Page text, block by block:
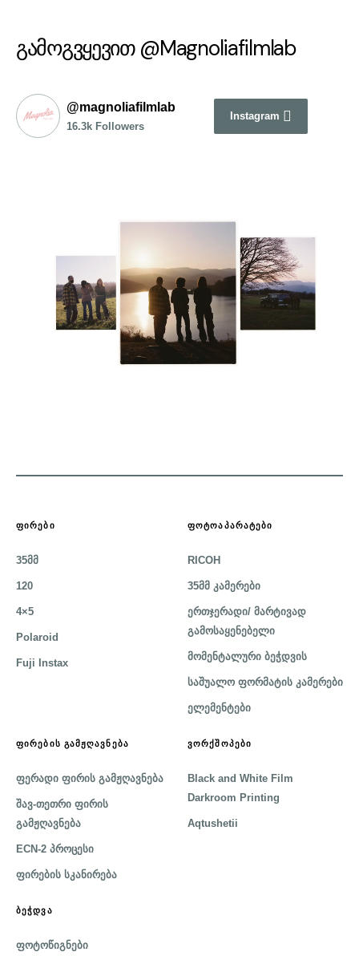
გამოგვყევით @Magnoliafilmlab
@magnoliafilmlab
16.3k Followers
Instagram
ᲤᲘᲠᲔᲑᲘ
35მმ
120
4×5
Polaroid
Fuji Instax
ᲤᲝᲢᲝᲐᲞᲐᲠᲐᲢᲔᲑᲘ
RICOH
35მმ კამერები
ერთჯერადი/ მარტივად
გამოსაყენებელი
მომენტალური ბეჭდვის
საშუალო ფორმატის კამერები
ელემენტები
ᲤᲘᲠᲔᲑᲘᲡ ᲒᲐᲛᲟᲦᲐᲕᲜᲔᲑᲐ
ფერადი ფირის გამჟღავნება
შავ-თეთრი ფირის
გამჟღავნება
ECN-2 პროცესი
ფირების სკანირება
ᲕᲝᲠᲥᲨᲝᲞᲔᲑᲘ
Black and White Film
Darkroom Printing
Aqtushetii
ᲑᲔᲭᲓᲕᲐ
ფოტოწიგნები